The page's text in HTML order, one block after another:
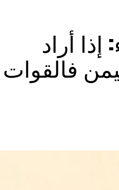
أراد
فالقوات